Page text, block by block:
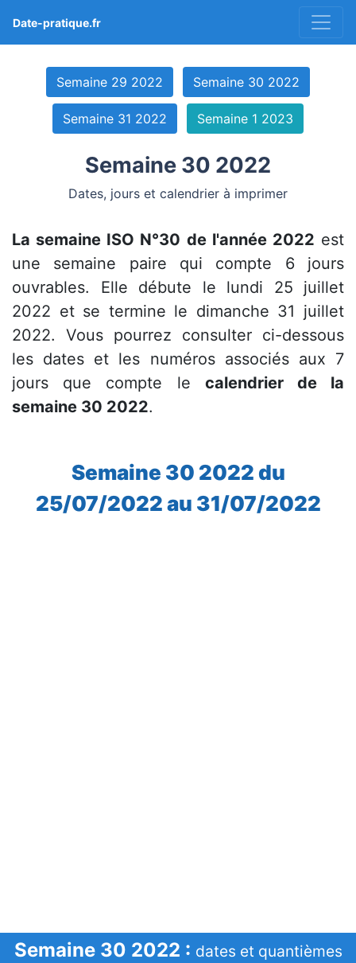
Date-pratique.fr
Semaine 29 2022 Semaine 30 2022
Semaine 31 2022 Semaine 1 2023
Semaine 30 2022
Dates, jours et calendrier à imprimer
La semaine ISO N°30 de l'année 2022 est
une semaine paire qui compte 6 jours
ouvrables. Elle débute le lundi 25 juillet
2022 et se termine le dimanche 31 juillet
2022. Vous pourrez consulter ci-dessous
les dates et les numéros associés aux 7
jours que compte le calendrier de la
semaine 30 2022.
Semaine 30 2022 du
25/07/2022 au 31/07/2022
Semaine 30 2022 : dates et quantièmes